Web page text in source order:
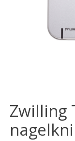
Zwilling